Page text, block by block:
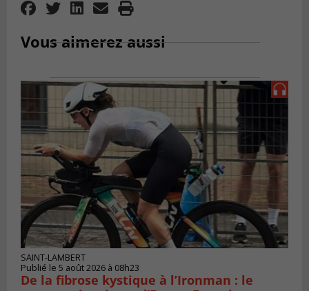
Vous aimerez aussi
SAINT-LAMBERT
Publié le 5 août 2026 à 08h23
De la fibrose kystique à l’Ironman : le